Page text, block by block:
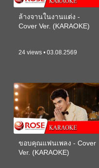
ล้างจานในงานแต่ง -
Cover Ver. (KARAOKE)
24 views • 03.08.2569
ขอบคุณแฟนเพลง - Cover
Ver. (KARAOKE)